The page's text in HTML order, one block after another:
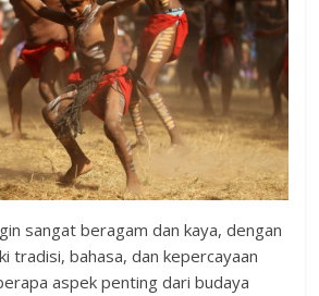
sangat beragam dan kaya, dengan
tradisi, bahasa, dan kepercayaan
aspek penting dari budaya